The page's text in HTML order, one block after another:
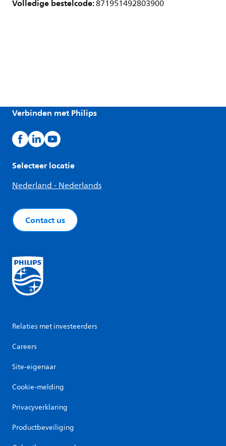
Volledige bestelcode:871951492803900
Verbinden met Philips
Selecteer locatie
Nederland - Nederlands
Contact us
Relaties met investeerders
Careers
Site-eigenaar
Cookie-melding
Privacyverklaring
Productbeveiliging